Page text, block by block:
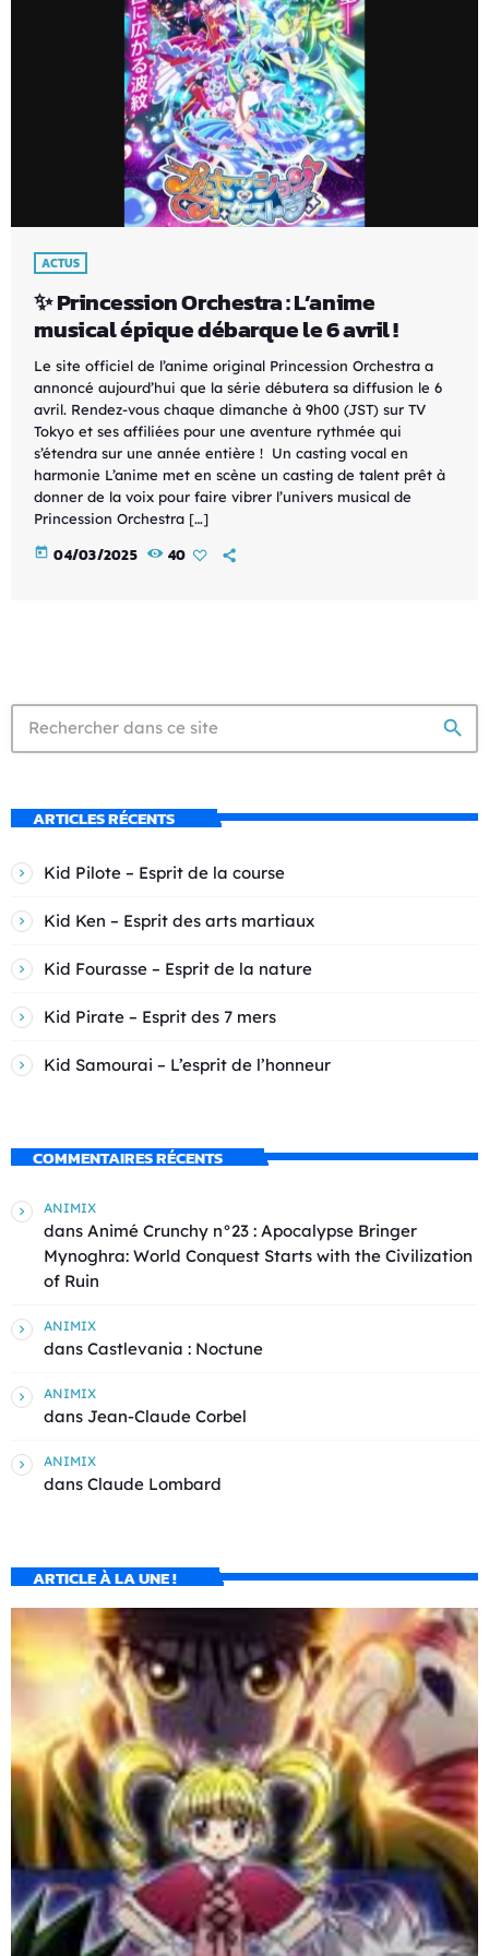
ACTUS
✨ Princession Orchestra : L’anime
musical épique débarque le 6 avril !
Le site officiel de l’anime original Princession Orchestra a
annoncé aujourd’hui que la série débutera sa diffusion le 6
avril. Rendez-vous chaque dimanche à 9h00 (JST) sur TV
Tokyo et ses affiliées pour une aventure rythmée qui
s’étendra sur une année entière ! Un casting vocal en
harmonie L’anime met en scène un casting de talent prêt à
donner de la voix pour faire vibrer l’univers musical de
Princession Orchestra […]
today 04/03/2025 40
search
ARTICLES RÉCENTS
Kid Pilote – Esprit de la course
Kid Ken – Esprit des arts martiaux
Kid Fourasse – Esprit de la nature
Kid Pirate – Esprit des 7 mers
Kid Samourai – L’esprit de l’honneur
COMMENTAIRES RÉCENTS
ANIMIX
dans Animé Crunchy n°23 : Apocalypse Bringer
Mynoghra: World Conquest Starts with the Civilization
of Ruin
ANIMIX
dans Castlevania : Noctune
ANIMIX
dans Jean-Claude Corbel
ANIMIX
dans Claude Lombard
ARTICLE À LA UNE !